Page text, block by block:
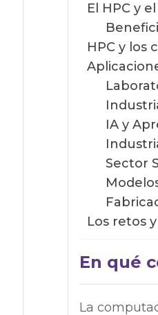
El HPC y
HPC y los
IA y
Sector
Los retos
En qué
La